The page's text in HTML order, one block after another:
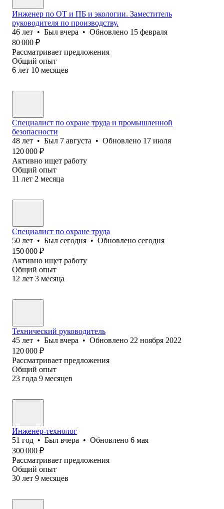
Инженер по ОТ и ПБ и экологии. Заместитель
руководителя по производству.
46 лет • Был вчера • Обновлено 15 февраля
80 000 ₽
Рассматривает предложения
Общий опыт
6 лет 10 месяцев
Специалист по охране труда и промышленной
безопасности
48 лет • Был 7 августа • Обновлено 17 июля
120 000 ₽
Активно ищет работу
Общий опыт
11 лет 2 месяца
Специалист по охране труда
50 лет • Был сегодня • Обновлено сегодня
150 000 ₽
Активно ищет работу
Общий опыт
12 лет 3 месяца
Технический руководитель
45 лет • Был вчера • Обновлено 22 ноября 2022
120 000 ₽
Рассматривает предложения
Общий опыт
23 года 9 месяцев
Инженер-технолог
51 год • Был вчера • Обновлено 6 мая
300 000 ₽
Рассматривает предложения
Общий опыт
30 лет 9 месяцев